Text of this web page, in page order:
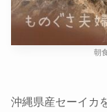
朝
沖縄県産セーイカ